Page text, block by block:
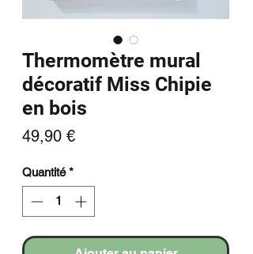
Thermomètre mural
décoratif Miss Chipie
en bois
49,90 €Prix
Quantité *